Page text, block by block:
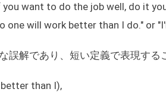
want to do the job well, do it
one will work better than I do." or
誤解であり、短い定義で表現する
than I),